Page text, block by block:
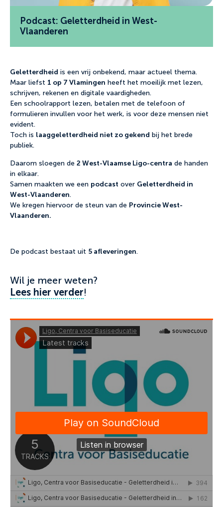
Podcast: Geletterdheid in West-
Vlaanderen
Geletterdheid is een vrij onbekend, maar actueel thema.
Maar liefst 1 op 7 Vlamingen heeft het moeilijk met lezen,
schrijven, rekenen en digitale vaardigheden.
Een schoolrapport lezen, betalen met de telefoon of
formulieren invullen voor het werk, is voor deze mensen niet
evident.
Toch is laaggeletterdheid niet zo gekend bij het brede
publiek.
Daarom sloegen de 2 West-Vlaamse Ligo-centra de handen
in elkaar.
Samen maakten we een podcast over Geletterdheid in
West-Vlaanderen.
We kregen hiervoor de steun van de Provincie West-
Vlaanderen.
De podcast bestaat uit 5 afleveringen.
Wil je meer weten?
Lees hier verder!